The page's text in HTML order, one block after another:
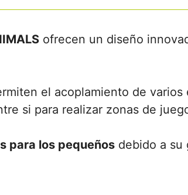
ofrecen un diseño
el acoplamiento de
si para realizar zonas de
para los pequeños debido a su